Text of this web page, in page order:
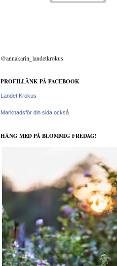
@annakarin_landetkrokus
PROFILLÄNK PÅ FACEBOOK
Landet Krokus
Marknadsför din sida också
HÄNG MED PÅ BLOMMIG FREDAG!